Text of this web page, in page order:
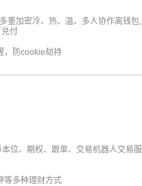
重加密冷、热、温、多人协作离钱包,
付
，防cookie劫持
位、期权、跟单、交易机器人交易服
等多种理财方式